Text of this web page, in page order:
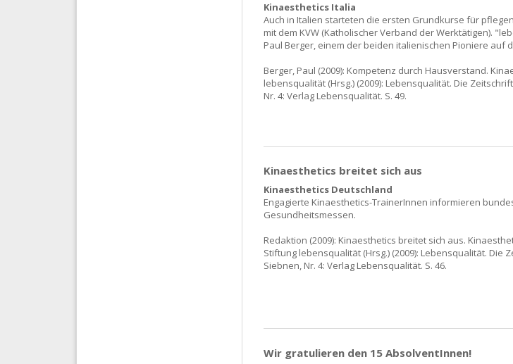
Kinaesthetics Italia
Auch in Italien starteten die ersten Grundkurse für
mit dem KVW (Katholischer Verband der Werktätigen).
Paul Berger, einem der beiden italienischen Pioniere auf
Berger, Paul (2009): Kompetenz durch Hausverstand.
lebensqualität (Hrsg.) (2009): Lebensqualität. Die
Nr. 4: Verlag Lebensqualität. S. 49.
Kinaesthetics breitet sich aus
Kinaesthetics Deutschland
Engagierte Kinaesthetics-TrainerInnen informieren
Gesundheitsmessen.
Redaktion (2009): Kinaesthetics breitet sich aus.
Stiftung lebensqualität (Hrsg.) (2009): Lebensqualität. Die
Siebnen, Nr. 4: Verlag Lebensqualität. S. 46.
Wir gratulieren den 15 AbsolventInnen!